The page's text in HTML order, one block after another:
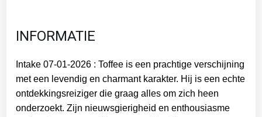
INFORMATIE
Intake 07-01-2026 : Toffee is een prachtige verschijning
met een levendig en charmant karakter. Hij is een echte
ontdekkingsreiziger die graag alles om zich heen
onderzoekt. Zijn nieuwsgierigheid en enthousiasme